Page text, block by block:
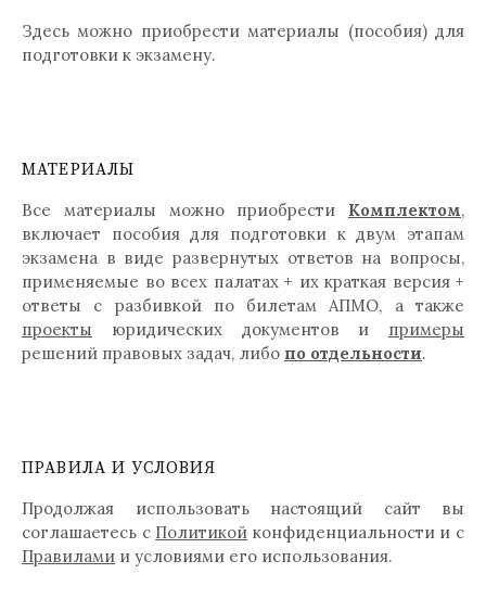
Здесь можно приобрести материалы (пособия) для
подготовки к экзамену.
МАТЕРИАЛЫ
Все материалы можно приобрести Комплектом,
включает пособия для подготовки к двум этапам
экзамена в виде развернутых ответов на вопросы,
применяемые во всех палатах + их краткая версия +
ответы с разбивкой по билетам АПМО, а также
проекты юридических документов и примеры
решений правовых задач, либо по отдельности.
ПРАВИЛА И УСЛОВИЯ
Продолжая использовать настоящий сайт вы
соглашаетесь с Политикой конфиденциальности и с
Правилами и условиями его использования.